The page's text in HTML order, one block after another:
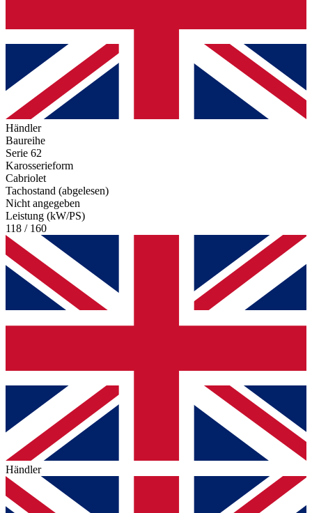
Händler
Baureihe
Serie 62
Karosserieform
Cabriolet
Tachostand (abgelesen)
Nicht angegeben
Leistung (kW/PS)
118 / 160
Händler